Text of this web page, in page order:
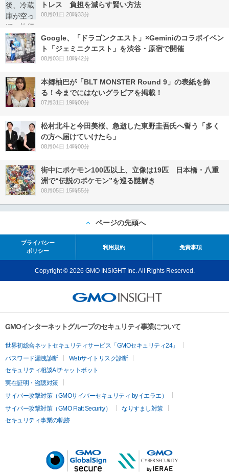
トレス 負担を減らす賢い方法
08月01日 20時33分
Google、「ドラゴンクエスト」×Geminiのコラボイベン
ト「ジェミニクエスト」を渋谷・原宿で開催
08月03日 18時42分
本郷柚巴が「BLT MONSTER Round 9」の表紙を飾
る！今までにはないグラビアを掲載！
07月31日 19時00分
松村北斗と今田美桜、急逝した東野圭吾氏へ誓う「多く
の方へ届けていけたら」
08月04日 14時00分
街中にポケモン100匹以上、立像は19匹 日本橋・八重
洲で“伝説のポケモン”を巡る謎解き
08月05日 15時55分
ページの先頭へ
プライバシー
ポリシー
利用規約 免責事項
Copyright © 2026 GMO INSIGHT Inc. All Rights Reserved.
GMOインターネットグループのセキュリティ事業について
世界初総合ネットセキュリティサービス「GMOセキュリティ24」
パスワード漏洩診断
Webサイトリスク診断
セキュリティ相談AIチャットボット
実在証明・盗聴対策
サイバー攻撃対策（GMOサイバーセキュリティ byイエラエ）
サイバー攻撃対策（GMO Flatt Security）
なりすまし対策
セキュリティ事業の軌跡